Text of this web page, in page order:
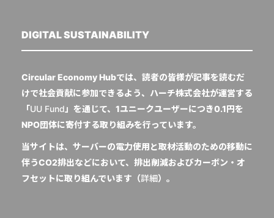
DIGITAL SUSTAINABILITY
Circular Economy Hubでは、読者の皆様が記事を読むだ
けで社会貢献に参加できるよう、ハーチ株式会社が運営する
「UU Fund 」を通じて、1ユニークユーザーにつき0.1円を
NPO団体に寄付する取り組みを行っています。
当サイトは、サーバーの電力使用と取材活動のための移動に
伴うCO2排出などにおいて、排出削減およびカーボン・オ
フセットに取り組んでいます（詳細）。